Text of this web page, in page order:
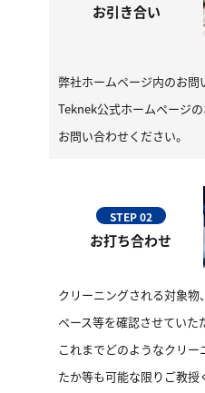
お引き合い
弊社ホームページ内のお
Teknek公式ホームページ
お問い合わせください。
STEP 02
お打ち合わせ
クリーニングされる対象
ペース等を確認させていた
これまでどのようなクリ
たか等も可能な限りご教